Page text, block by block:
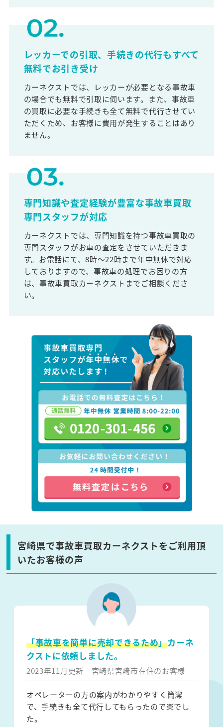
レッカーでの引取、手続きの代行もすべて
無料でお引き受け
カーネクストでは、レッカーが必要となる事故車
の場合でも無料で引取に伺います。また、事故車
の買取に必要な手続きも全て無料で代行させてい
ただくため、お客様に費用が発生することはあり
ません。
専門知識や査定経験が豊富な事故車買取
専門スタッフが対応
カーネクストでは、専門知識を持つ事故車買取の
専門スタッフがお車の査定をさせていただきま
す。お電話にて、8時～22時まで年中無休で対応
しておりますので、事故車の処理でお困りの方
は、事故車買取カーネクストまでご相談くださ
い。
宮崎県で事故車買取カーネクストをご利用頂
いたお客様の声
「事故車を簡単に売却できるため」カーネ
クストに依頼しました。
2023年11月更新 宮崎県宮崎市在住のお客様
オペレーターの方の案内がわかりやすく簡潔
で、手続きも全て代行してもらったので楽でし
た。